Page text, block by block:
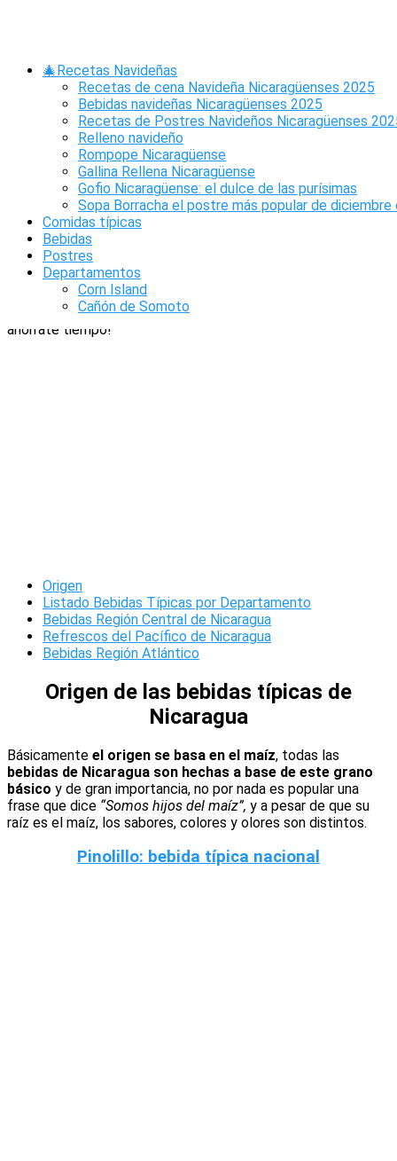
🎄Recetas Navideñas
Recetas de cena Navideña Nicaragüenses 2025
Bebidas navideñas Nicaragüenses 2025
Recetas de Postres Navideños Nicaragüenses
Relleno navideño
Rompope Nicaragüense
Gallina Rellena Nicaragüense
Gofio Nicaragüense: el dulce de las purísimas
Sopa Borracha el postre más popular de diciembre
Comidas típicas
Bebidas
Postres
Departamentos
Corn Island
Cañón de Somoto
Refrescos y Bebidas Típicas
de Nicaragua: conocé sus
recetas y cómo prepararlas
¿En busca de losRefrescos Típicos de Nicaragua? ¡Estás
en el sitio correcto! Desde aquí conocerás la lista completa
y definitiva sobre los alimentos líquidos de la tierra de lagos y
volcanes, además aprenderás todo sobre: los
recetas, tipos, ingredientes y su preparación
sin necesidad de ir a la
¿Qué vas a encontrar aquí?
ahorrate tiempo!
Origen
Listado Bebidas Típicas por Departamento
Bebidas Región Central de Nicaragua
Refrescos del Pacífico de Nicaragua
Bebidas Región Atlántico
Origen de las bebidas típicas de
Nicaragua
Básicamente el origen se basa en el maíz, todas las
bebidas de Nicaragua son hechas a base de este grano
básico y de gran importancia, no por nada es popular una
frase que dice “Somos hijos del maíz”, y a pesar de que su
raíz es el maíz, los sabores, colores y olores son distintos.
Pinolillo: bebida típica nacional